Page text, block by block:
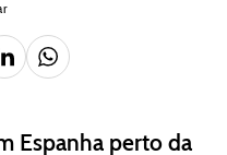
Espanha perto da